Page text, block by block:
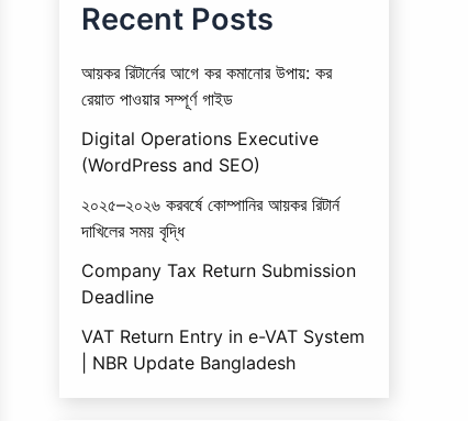
Recent Posts
আয়কর রিটার্নের আগে কর কমানোর উপায়: কর
রেয়াত পাওয়ার সম্পূর্ণ গাইড
Digital Operations Executive
(WordPress and SEO)
২০২৫–২০২৬ করবর্ষে কোম্পানির আয়কর রিটার্ন
দাখিলের সময় বৃদ্ধি
Company Tax Return Submission
Deadline
VAT Return Entry in e-VAT System
| NBR Update Bangladesh